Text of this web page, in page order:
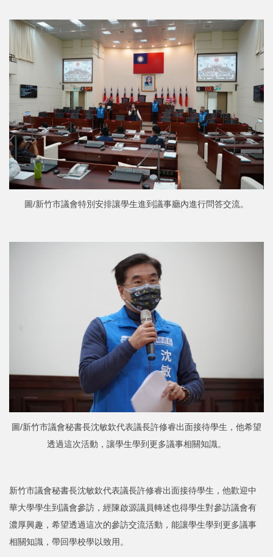
圖/新竹市議會特別安排讓學生進到議事廳內進行問答交流。
圖/新竹市議會秘書長沈敏欽代表議長許修睿出面接待學生，他希望
透過這次活動，讓學生學到更多議事相關知識。
新竹市議會秘書長沈敏欽代表議長許修睿出面接待學生，他歡迎中
華大學學生到議會參訪，經陳啟源議員轉述也得學生對參訪議會有
濃厚興趣，希望透過這次的參訪交流活動，能讓學生學到更多議事
相關知識，帶回學校學以致用。